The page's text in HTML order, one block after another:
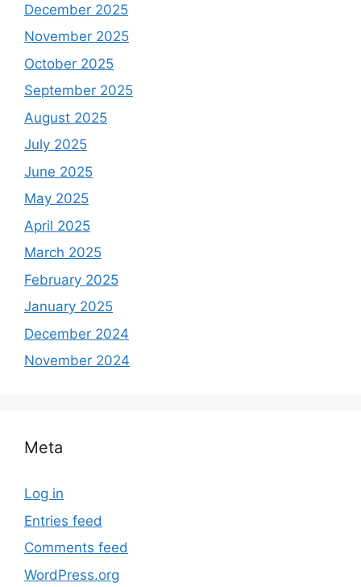
December 2025
November 2025
October 2025
September 2025
August 2025
July 2025
June 2025
May 2025
April 2025
March 2025
February 2025
January 2025
December 2024
November 2024
Meta
Log in
Entries feed
Comments feed
WordPress.org